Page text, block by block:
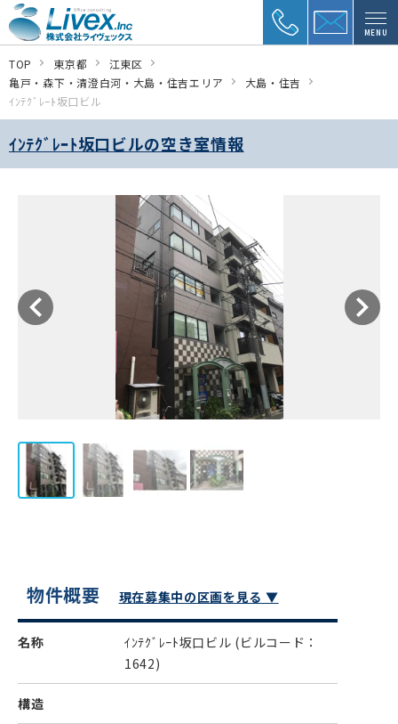
MENU
TOP 東京都
江東区
亀戸・森下・清澄白河・大島・住吉エリア
大島・住吉
ｲﾝﾃｸﾞﾚｰﾄ坂口ビル
ｲﾝﾃｸﾞﾚｰﾄ坂口ビルの空き室情報
物件概要 現在募集中の区画を見る ▼
名称 ｲﾝﾃｸﾞﾚｰﾄ坂口ビル (ビルコード：
1642)
構造